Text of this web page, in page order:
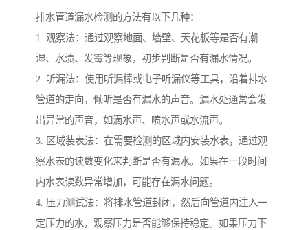
排水管道漏水检测的方法有以下几种：
1. 观察法：通过观察地面、墙壁、天花板等是否有潮
湿、水渍、发霉等现象，初步判断是否有漏水情况。
2. 听漏法：使用听漏棒或电子听漏仪等工具，沿着排水
管道的走向，倾听是否有漏水的声音。漏水处通常会发
出异常的声音，如滴水声、喷水声或水流声。
3. 区域装表法：在需要检测的区域内安装水表，通过观
察水表的读数变化来判断是否有漏水。如果在一段时间
内水表读数异常增加，可能存在漏水问题。
4. 压力测试法：将排水管道封闭，然后向管道内注入一
定压力的水，观察压力是否能够保持稳定。如果压力下